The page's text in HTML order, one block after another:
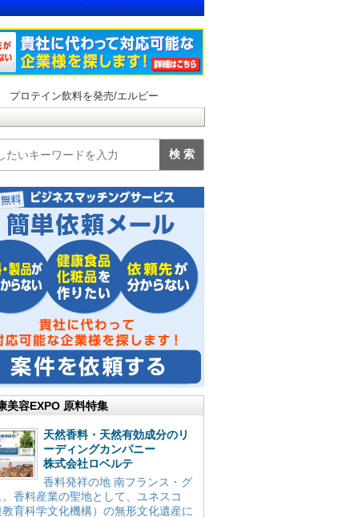
プロテイン飲料を発売/エルビー
美容EXPO 原料特集
天然香料・天然有効成分のリ
ーディングカンパニー
株式会社ロベルテ
香料発祥の地 南フランス・グ
。香料産業の聖地として、ユネスコ
教育科学文化機構）の無形文化遺産に